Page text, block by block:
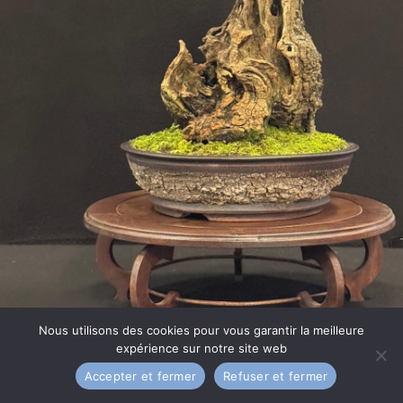
Qui sommes-nous ? Galerie
Mentions légales
Nous trouver
Contact
Nous utilisons des cookies pour vous garantir la meilleure
expérience sur notre site web
Accepter et fermer
Refuser et fermer